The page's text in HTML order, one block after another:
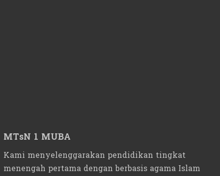
MTsN 1 MUBA
Kami menyelenggarakan pendidikan tingkat
menengah pertama dengan berbasis agama Islam